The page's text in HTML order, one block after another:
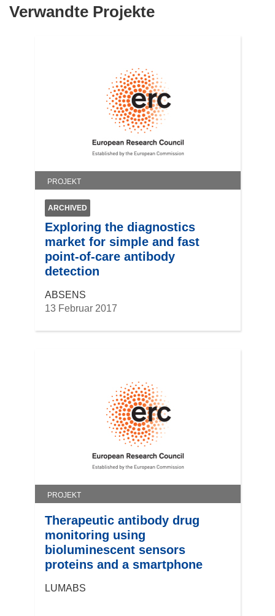
Verwandte Projekte
PROJEKT
ARCHIVED
Exploring the diagnostics
market for simple and fast
point-of-care antibody
detection
ABSENS
13 Februar 2017
PROJEKT
Therapeutic antibody drug
monitoring using
bioluminescent sensors
proteins and a smartphone
LUMABS